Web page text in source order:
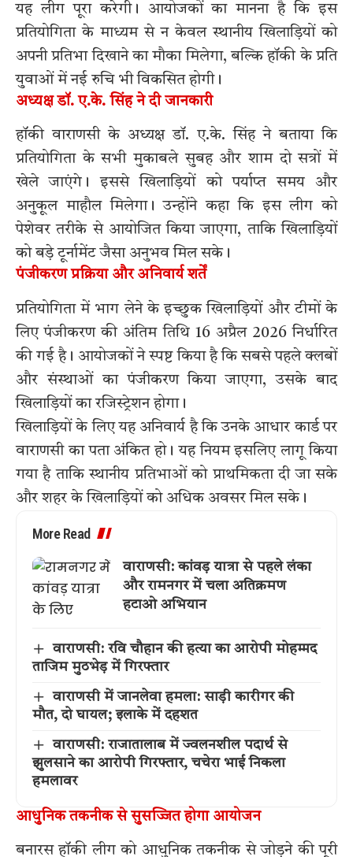
यह लीग पूरा करेगी। आयोजकों का मानना है कि इस
प्रतियोगिता के माध्यम से न केवल स्थानीय खिलाड़ियों को
अपनी प्रतिभा दिखाने का मौका मिलेगा, बल्कि हॉकी के प्रति
युवाओं में नई रुचि भी विकसित होगी।
अध्यक्ष डॉ. ए.के. सिंह ने दी जानकारी
हॉकी वाराणसी के अध्यक्ष डॉ. ए.के. सिंह ने बताया कि
प्रतियोगिता के सभी मुकाबले सुबह और शाम दो सत्रों में
खेले जाएंगे। इससे खिलाड़ियों को पर्याप्त समय और
अनुकूल माहौल मिलेगा। उन्होंने कहा कि इस लीग को
पेशेवर तरीके से आयोजित किया जाएगा, ताकि खिलाड़ियों
को बड़े टूर्नामेंट जैसा अनुभव मिल सके।
पंजीकरण प्रक्रिया और अनिवार्य शर्तें
प्रतियोगिता में भाग लेने के इच्छुक खिलाड़ियों और टीमों के
लिए पंजीकरण की अंतिम तिथि 16 अप्रैल 2026 निर्धारित
की गई है। आयोजकों ने स्पष्ट किया है कि सबसे पहले क्लबों
और संस्थाओं का पंजीकरण किया जाएगा, उसके बाद
खिलाड़ियों का रजिस्ट्रेशन होगा।
खिलाड़ियों के लिए यह अनिवार्य है कि उनके आधार कार्ड पर
वाराणसी का पता अंकित हो। यह नियम इसलिए लागू किया
गया है ताकि स्थानीय प्रतिभाओं को प्राथमिकता दी जा सके
और शहर के खिलाड़ियों को अधिक अवसर मिल सके।
More Read
वाराणसी: कांवड़ यात्रा से पहले लंका
और रामनगर में चला अतिक्रमण
हटाओ अभियान
वाराणसी: रवि चौहान की हत्या का आरोपी मोहम्मद
ताजिम मुठभेड़ में गिरफ्तार
वाराणसी में जानलेवा हमला: साड़ी कारीगर की
मौत, दो घायल; इलाके में दहशत
वाराणसी: राजातालाब में ज्वलनशील पदार्थ से
झुलसाने का आरोपी गिरफ्तार, चचेरा भाई निकला
हमलावर
आधुनिक तकनीक से सुसज्जित होगा आयोजन
बनारस हॉकी लीग को आधुनिक तकनीक से जोड़ने की पूरी